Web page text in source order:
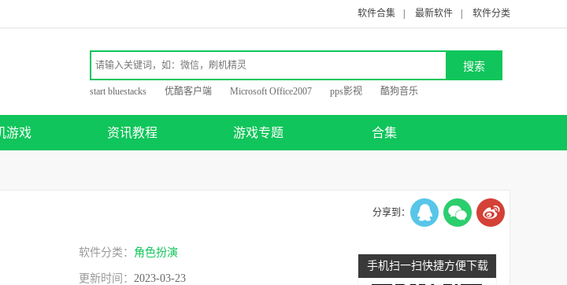
软件合集 最新软件 软件分类
start bluestacks 优酷客户端 Microsoft Office2007 pps影视 酷狗音乐
游戏 资讯教程 游戏专题 合集
分享到：
软件分类： 角色扮演
更新时间： 2023-03-23
手机扫一扫快捷方便下载